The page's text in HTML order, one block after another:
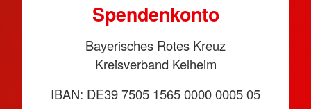
Spen­den­konto
Bayerisches Rotes Kreuz
Kreisverband Kelheim
IBAN: DE39 7505 1565 0000 0005 05